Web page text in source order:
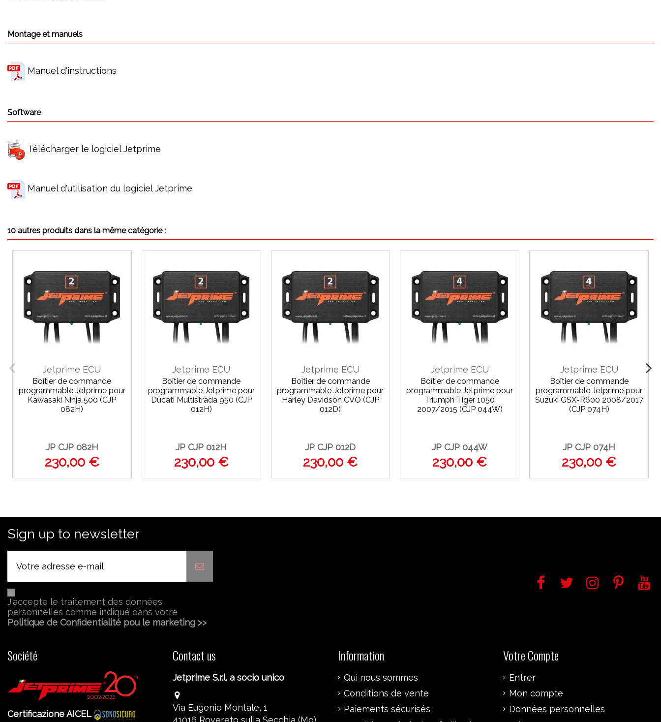
Montage et manuels
Manuel d'instructions
Software
Télécharger le logiciel Jetprime
Manuel d'utilisation du logiciel Jetprime
10 autres produits dans la même catégorie :
Jetprime ECU
Boîtier de commande
programmable Jetprime pour
Kawasaki Ninja 500 (CJP
082H)
JP CJP 082H
230,00 €
Jetprime ECU
Boîtier de commande
programmable Jetprime pour
Ducati Multistrada 950 (CJP
012H)
JP CJP 012H
230,00 €
Jetprime ECU
Boîtier de commande
programmable Jetprime pour
Harley Davidson CVO (CJP
012D)
JP CJP 012D
230,00 €
Jetprime ECU
Boîtier de commande
programmable Jetprime pour
Triumph Tiger 1050
2007/2015 (CJP 044W)
JP CJP 044W
230,00 €
Jetprime ECU
Boîtier de commande
programmable Jetprime pour
Suzuki GSX-R600 2008/2017
(CJP 074H)
JP CJP 074H
230,00 €
Sign up to newsletter
J'accepte le traitement des données
personnelles comme indiqué dans votre
Politique de Confidentialité pou le marketing >>
Société
Certificazione AICEL
Contact us
Jetprime S.r.l. a socio unico
Via Eugenio Montale, 1
41016 Rovereto sulla Secchia (Mo)
Information
Qui nous sommes
Conditions de vente
Paiements sécurisés
Votre Compte
Entrer
Mon compte
Données personnelles